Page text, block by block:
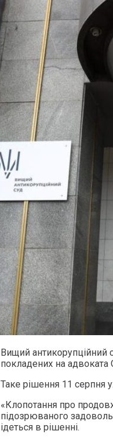
Вищий антикорупційний
покладених на адвоката
Таке рішення 11 серпня
«Клопотання про
підозрюваного
ідеться в рішенні.